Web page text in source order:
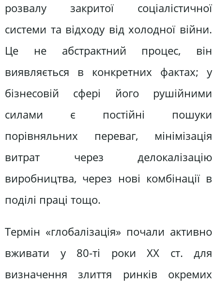
розвалу закритої соціалістичної
системи та відходу від холодної війни.
Це не абстрактний процес, він
виявляється в конкретних фактах; у
бізнесовій сфері його рушійними
силами є постійні пошуки
порівняльних переваг, мінімізація
витрат через делокалізацію
виробництва, через нові комбінації в
поділі праці тощо.
Термін «глобалізація» почали активно
вживати у 80-ті роки XX ст. для
визначення злиття ринків окремих